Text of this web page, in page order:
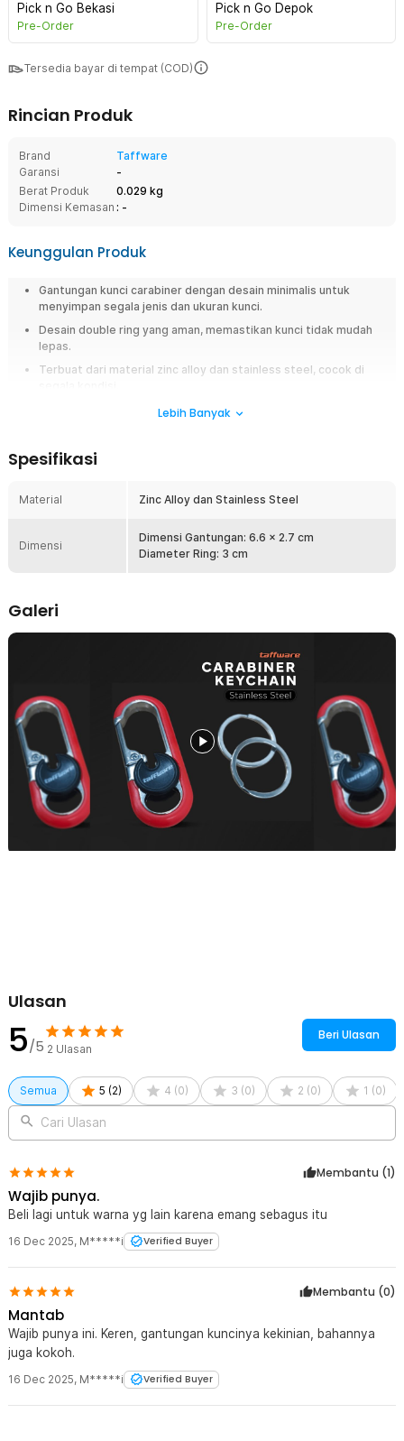
Pick n Go Bekasi
Pre-Order
Pick n Go Depok
Pre-Order
Tersedia bayar di tempat (COD)
Rincian Produk
Brand
Taffware
Garansi
-
Berat Produk
0.029 kg
Dimensi Kemasan : -
Keunggulan Produk
Gantungan kunci carabiner dengan desain minimalis untuk
menyimpan segala jenis dan ukuran kunci.
Desain double ring yang aman, memastikan kunci tidak mudah
lepas.
Terbuat dari material zinc alloy dan stainless steel, cocok di
kunci carabiner dari Taffware. Kombinasi desain keren dan ergonomis
lainnya. Material zinc alloy dan stainless steel kokoh cocok untuk
Fitur
masalah. Kini Anda bisa membawa kunci tanpa mengganggu
Simpan aneka jenis dan ukuran kunci tanpa harus membawa tas
tambahan. Cocok untuk Anda yang membawa banyak kunci setiap
hari.
Double Ring Design
Tak ada kunci jatuh atau hilang saat dibawa beraktivitas berkat
desain double ring yang aman. Desain ini memastikan kunci tetap
terkunci rapat, bahkan saat diguncang atau tergesek benda lain.
Ketahanan Tinggi untuk Berbagai Kebutuhan
Terbuat dari material berkualitas, gunakan carabiner untuk
Ketentuan Layanan
MOQ (Minimal Order Quantity) – 10000 PCS.
File logo harus dikirim dalam format PDF, Vector, PNG atau JPEG
Revisi desain hanya berlaku sebelum proses produksi dimulai.
Lebih Banyak
Spesifikasi
Material Zinc Alloy dan Stainless Steel
Dimensi
Dimensi Gantungan: 6.6 x 2.7 cm
Diameter Ring: 3 cm
Galeri
Ulasan
5/5 2 Ulasan
Beri Ulasan
Semua 5 (2) 4 (0) 3 (0) 2 (0) 1 (0)
Cari Ulasan
Membantu (1)
Wajib punya.
Beli lagi untuk warna yg lain karena emang sebagus itu
16 Dec 2025, M*****i Verified Buyer
Membantu (0)
Mantab
Wajib punya ini. Keren, gantungan kuncinya kekinian, bahannya
juga kokoh.
16 Dec 2025, M*****i Verified Buyer